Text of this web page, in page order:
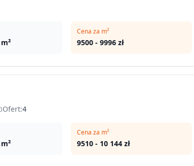
m²
Cena za m²
9500 - 9996 zł
Ofert:4
m²
Cena za m²
9510 - 10 144 zł